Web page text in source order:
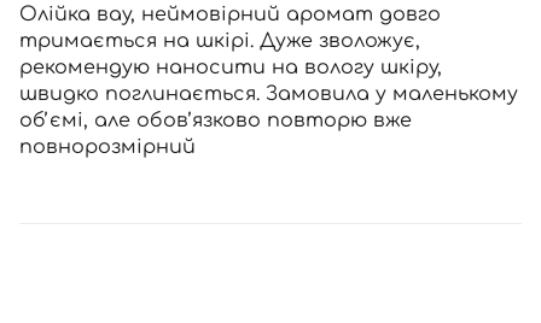
Олійка вау, неймовірний аромат довго
тримається на шкірі. Дуже зволожує,
рекомендую наносити на вологу шкіру,
швидко поглинається. Замовила у маленькому
обʼємі, але обов’язково повторю вже
повнорозмірний